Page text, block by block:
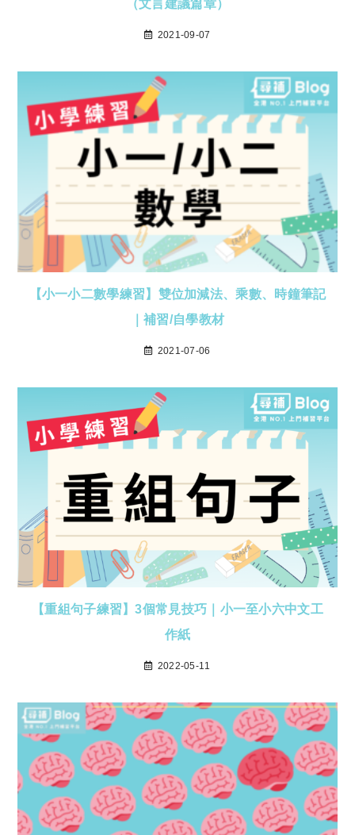
（文言建議篇章）
2021-09-07
【小一小二數學練習】雙位加減法、乘數、時鐘筆記
｜補習/自學教材
2021-07-06
【重組句子練習】3個常見技巧｜小一至小六中文工
作紙
2022-05-11